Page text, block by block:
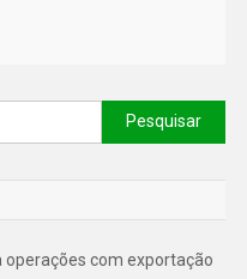
operações com exportação